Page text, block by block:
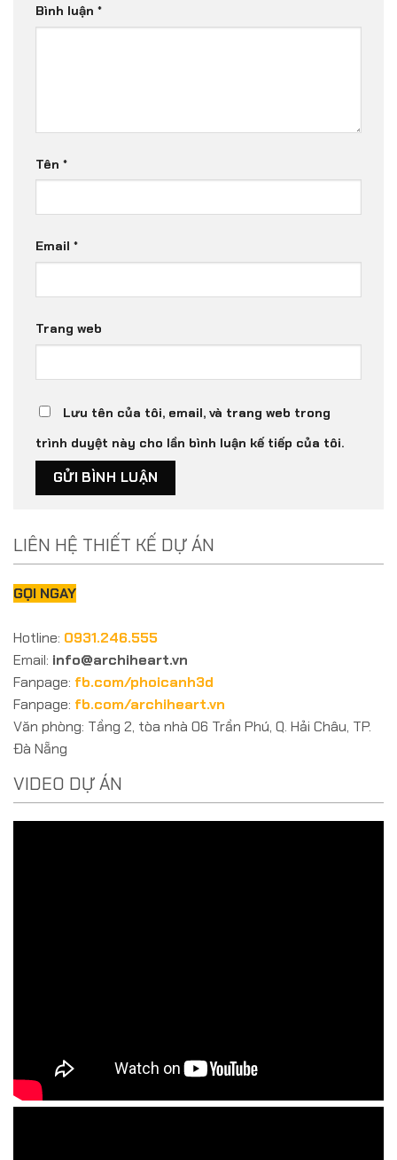
Bình luận *
Tên *
Email *
Trang web
Lưu tên của tôi, email, và trang web trong
trình duyệt này cho lần bình luận kế tiếp của tôi.
LIÊN HỆ THIẾT KẾ DỰ ÁN
GỌI NGAY
Hotline: 0931.246.555
Email: info@archiheart.vn
Fanpage: fb.com/phoicanh3d
Fanpage: fb.com/archiheart.vn
Văn phòng: Tầng 2, tòa nhà 06 Trần Phú, Q. Hải Châu, TP.
Đà Nẵng
VIDEO DỰ ÁN